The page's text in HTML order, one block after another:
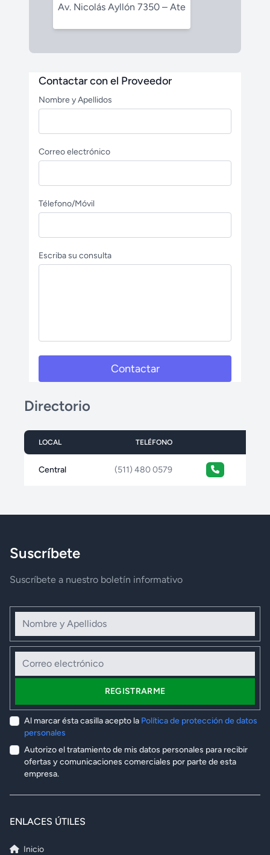
Av. Nicolás Ayllón 7350 – Ate
Contactar con el Proveedor
Nombre y Apellidos
Correo electrónico
Télefono/Móvil
Escriba su consulta
Contactar
Directorio
LOCAL TELÉFONO
Central (511) 480 0579
Suscríbete
Suscríbete a nuestro boletín informativo
Nombre y Apellidos
Correo electrónico
REGISTRARME
Al marcar ésta casilla acepto la Política de protección de datos
personales
Autorizo el tratamiento de mis datos personales para recibir
ofertas y comunicaciones comerciales por parte de esta
empresa.
ENLACES ÚTILES
Inicio